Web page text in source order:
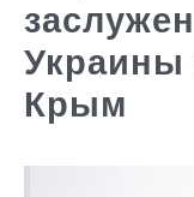
Украины
Крым